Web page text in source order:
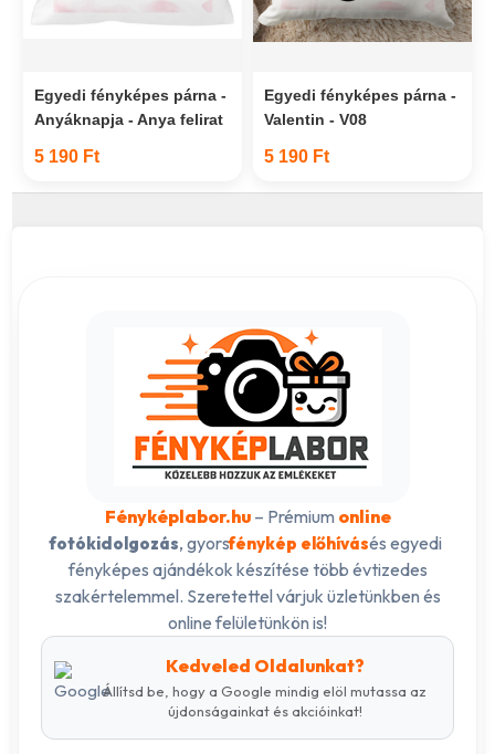
Egyedi fényképes párna -
Anyáknapja - Anya felirat
5 190 Ft
Egyedi fényképes párna -
Valentin - V08
5 190 Ft
Fényképlabor.hu– Prémium online
fotókidolgozás, gyorsfénykép előhívásés egyedi
fényképes ajándékok készítése több évtizedes
szakértelemmel. Szeretettel várjuk üzletünkben és
online felületünkön is!
Kedveled Oldalunkat?
Állítsd be, hogy a Google mindig elöl mutassa az
újdonságainkat és akcióinkat!